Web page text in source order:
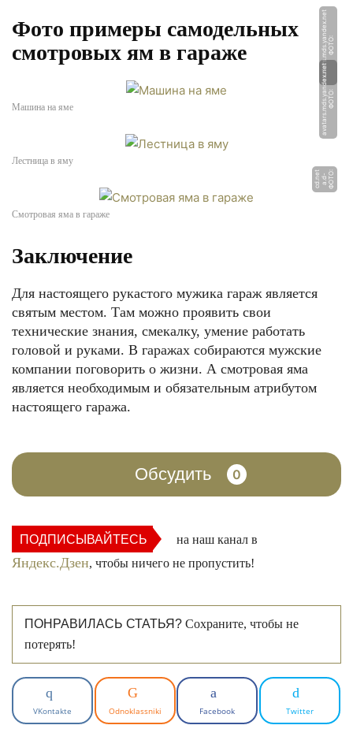
Фото примеры самодельных
смотровых ям в гараже
Ф
О
Т
О:
a
v
a
t
a
r
s.
m
d
s.
y
a
n
d
e
x.
n
e
t
Машина на яме Ф
О
Т
О:
a
v
a
t
a
r
s.
m
d
s.
y
a
n
d
e
x.
n
e
t
Лестница в яму
Ф
О
Т
О:
a.
d
-c
d.
n
e
t
Смотровая яма в гараже
Заключение
Для настоящего рукастого мужика гараж является
святым местом. Там можно проявить свои
технические знания, смекалку, умение работать
головой и руками. В гаражах собираются мужские
компании поговорить о жизни. А смотровая яма
является необходимым и обязательным атрибутом
настоящего гаража.
Обсудить 0
ПОДПИСЫВАЙТЕСЬ на наш канал в
Яндекс.Дзен, чтобы ничего не пропустить!
ПОНРАВИЛАСЬ СТАТЬЯ? Сохраните, чтобы не
потерять!
VKontakte Odnoklassniki Facebook Twitter